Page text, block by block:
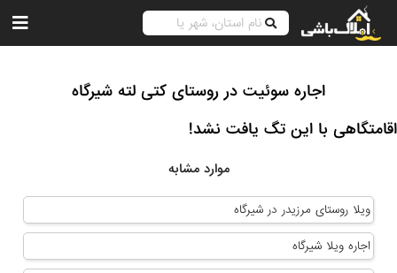
اجاره سوئیت در روستای کتی لته شیرگاه
اقامتگاهی با این تگ یافت نشد!
موارد مشابه
ویلا روستای مرزیدر در شیرگاه
اجاره ویلا شیرگاه